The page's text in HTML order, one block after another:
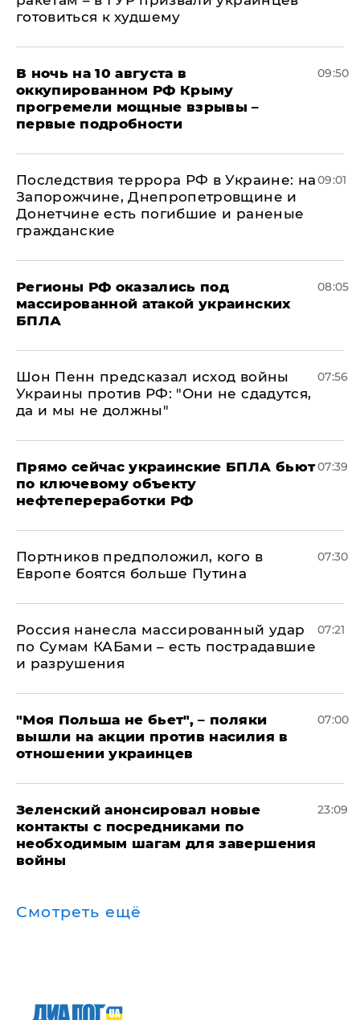
готовиться к худшему
В ночь на 10 августа в
оккупированном РФ Крыму
прогремели мощные взрывы –
первые подробности
09:50
Последствия террора РФ в Украине: на
Запорожчине, Днепропетровщине и
Донетчине есть погибшие и раненые
гражданские
09:01
Регионы РФ оказались под
массированной атакой украинских
БПЛА
08:05
Шон Пенн предсказал исход войны
Украины против РФ: "Они не сдадутся,
да и мы не должны"
07:56
Прямо сейчас украинские БПЛА бьют
по ключевому объекту
нефтепереработки РФ
07:39
Портников предположил, кого в
Европе боятся больше Путина
07:30
Россия нанесла массированный удар
по Сумам КАБами – есть пострадавшие
и разрушения
07:21
"Моя Польша не бьет", – поляки
вышли на акции против насилия в
отношении украинцев
07:00
Зеленский анонсировал новые
контакты с посредниками по
необходимым шагам для завершения
войны
23:09
Смотреть ещё